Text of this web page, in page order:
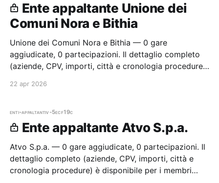
Ente appaltante Unione dei
Comuni Nora e Bithia
Unione dei Comuni Nora e Bithia — 0 gare
aggiudicate, 0 partecipazioni. Il dettaglio completo
(aziende, CPV, importi, città e cronologia procedure)
22 apr 2026
enti-appaltantiv-5ecf19c
Ente appaltante Atvo S.p.a.
Atvo S.p.a. — 0 gare aggiudicate, 0 partecipazioni. Il
dettaglio completo (aziende, CPV, importi, città e
cronologia procedure) è disponibile per i membri